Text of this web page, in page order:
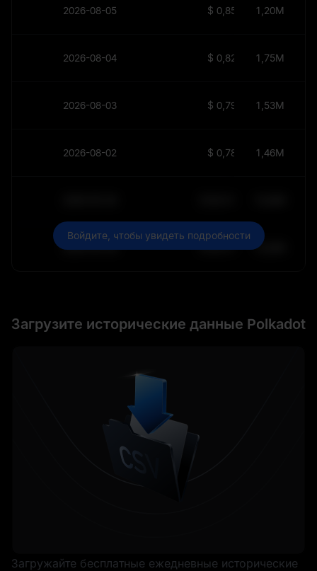
2026-08-05 $ 0,8569 1,20M
2026-08-04 $ 0,8248 1,75M
2026-08-03 $ 0,7983 1,53M
2026-08-02 $ 0,7816 1,46M
2030-05-29 $64 011,9910,84K
Войдите, чтобы увидеть подробности
Загрузите исторические данные Polkadot
Загружайте бесплатные ежедневные исторические